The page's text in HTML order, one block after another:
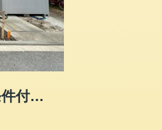
西大黒町 Ｂプラン 建築条件付き土地